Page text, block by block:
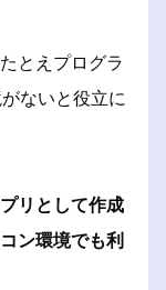
とえプログラ
ないと役立に
リとして作成
ン環境でも利